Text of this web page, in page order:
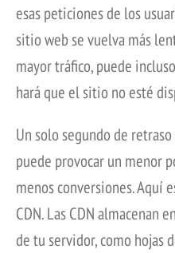
esas peticiones de los
sitio web se vuelva más
mayor tráfico, puede
hará que el sitio no esté
Un solo segundo de
puede provocar un menor
menos conversiones. Aquí
CDN. Las CDN almacenan
de tu servidor, como hojas